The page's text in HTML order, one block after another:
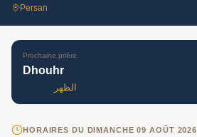
Persan
Prochaine prière
Dhouhr
الظهر
HORAIRES DU DIMANCHE 09 AOÛT 2026